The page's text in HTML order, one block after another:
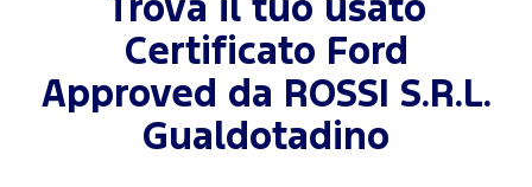
Trova il tuo usato
Certificato Ford
Approved da ROSSI S.R.L.
Gualdotadino